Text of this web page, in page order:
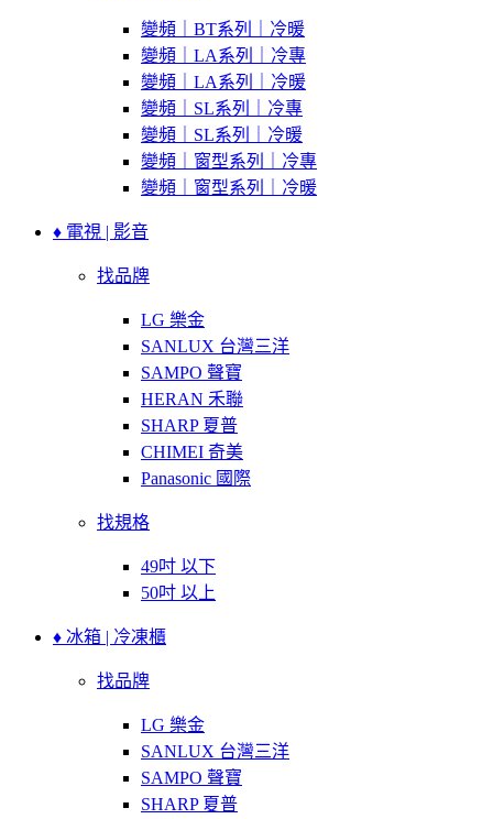
變頻｜BT系列｜冷暖
變頻｜LA系列｜冷專
變頻｜LA系列｜冷暖
變頻｜SL系列｜冷專
變頻｜SL系列｜冷暖
變頻｜窗型系列｜冷專
變頻｜窗型系列｜冷暖
♦ 電視 | 影音
找品牌
LG 樂金
SANLUX 台灣三洋
SAMPO 聲寶
HERAN 禾聯
SHARP 夏普
CHIMEI 奇美
Panasonic 國際
找規格
49吋 以下
50吋 以上
♦ 冰箱 | 冷凍櫃
找品牌
LG 樂金
SANLUX 台灣三洋
SAMPO 聲寶
SHARP 夏普